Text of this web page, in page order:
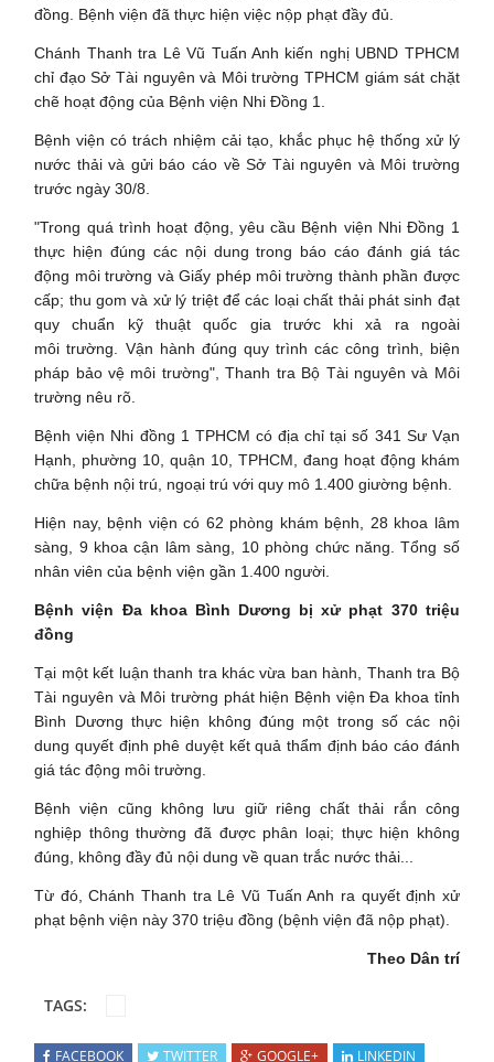
đồng. Bệnh viện đã thực hiện việc nộp phạt đầy đủ.
Chánh Thanh tra Lê Vũ Tuấn Anh kiến nghị UBND TPHCM
chỉ đạo Sở Tài nguyên và Môi trường TPHCM giám sát chặt
chẽ hoạt động của Bệnh viện Nhi Đồng 1.
Bệnh viện có trách nhiệm cải tạo, khắc phục hệ thống xử lý
nước thải và gửi báo cáo về Sở Tài nguyên và Môi trường
trước ngày 30/8.
"Trong quá trình hoạt động, yêu cầu Bệnh viện Nhi Đồng 1
thực hiện đúng các nội dung trong báo cáo đánh giá tác
động môi trường và Giấy phép môi trường thành phần được
cấp; thu gom và xử lý triệt để các loại chất thải phát sinh đạt
quy chuẩn kỹ thuật quốc gia trước khi xả ra ngoài
môi trường. Vận hành đúng quy trình các công trình, biện
pháp bảo vệ môi trường", Thanh tra Bộ Tài nguyên và Môi
trường nêu rõ.
Bệnh viện Nhi đồng 1 TPHCM có địa chỉ tại số 341 Sư Vạn
Hạnh, phường 10, quận 10, TPHCM, đang hoạt động khám
chữa bệnh nội trú, ngoại trú với quy mô 1.400 giường bệnh.
Hiện nay, bệnh viện có 62 phòng khám bệnh, 28 khoa lâm
sàng, 9 khoa cận lâm sàng, 10 phòng chức năng. Tổng số
nhân viên của bệnh viện gần 1.400 người.
Bệnh viện Đa khoa Bình Dương bị xử phạt 370 triệu
đồng
Tại một kết luận thanh tra khác vừa ban hành, Thanh tra Bộ
Tài nguyên và Môi trường phát hiện Bệnh viện Đa khoa tỉnh
Bình Dương thực hiện không đúng một trong số các nội
dung quyết định phê duyệt kết quả thẩm định báo cáo đánh
giá tác động môi trường.
Bệnh viện cũng không lưu giữ riêng chất thải rắn công
nghiệp thông thường đã được phân loại; thực hiện không
đúng, không đầy đủ nội dung về quan trắc nước thải...
Từ đó, Chánh Thanh tra Lê Vũ Tuấn Anh ra quyết định xử
phạt bệnh viện này 370 triệu đồng (bệnh viện đã nộp phạt).
Theo Dân trí
TAGS:
FACEBOOK TWITTER GOOGLE+ LINKEDIN